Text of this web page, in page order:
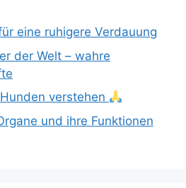
eine ruhigere Verdauung
der Welt – wahre
verstehen
und ihre Funktionen